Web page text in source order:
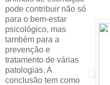
pode contribuir não só
para o bem-estar
psicológico, mas
também para a
prevenção e
tratamento de várias
patologias. A
conclusão tem como